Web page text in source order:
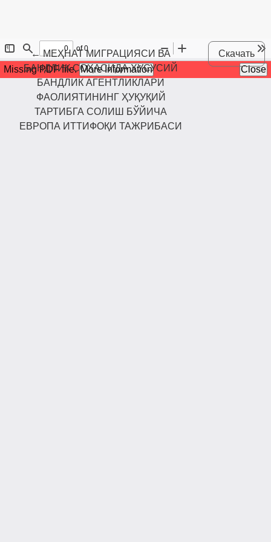
←Maqola tafsilotlariga qaytish
МЕҲНАТ МИГРАЦИЯСИ ВА
БАНДЛИК СОҲАСИДА ХУСУСИЙ
БАНДЛИК АГЕНТЛИКЛАРИ
ФАОЛИЯТИНИНГ ҲУҚУҚИЙ
ТАРТИБГА СОЛИШ БЎЙИЧА
ЕВРОПА ИТТИФОҚИ ТАЖРИБАСИ
Скачать